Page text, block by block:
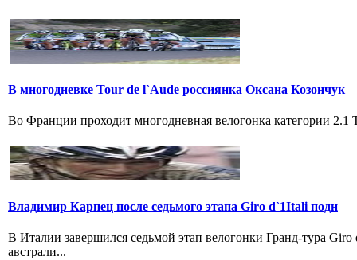
В многодневке Tour de l`Aude россиянка Оксана Козончук
Во Франции проходит многодневная велогонка категории
Владимир Карпец после седьмого этапа Giro d`1Itali подн
В Италии завершился седьмой этап велогонки Гранд-тура
австрали...